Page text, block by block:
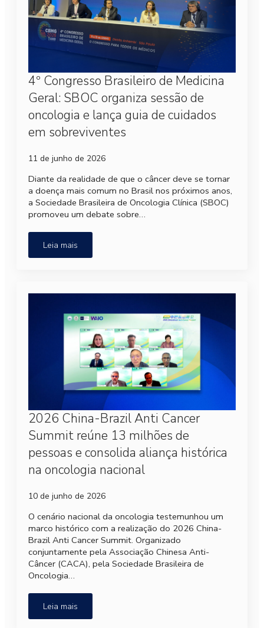
4º Congresso Brasileiro de Medicina
Geral: SBOC organiza sessão de
oncologia e lança guia de cuidados
em sobreviventes
11 de junho de 2026
Diante da realidade de que o câncer deve se tornar
a doença mais comum no Brasil nos próximos anos,
a Sociedade Brasileira de Oncologia Clínica (SBOC)
promoveu um debate sobre…
Leia mais
2026 China-Brazil Anti Cancer
Summit reúne 13 milhões de
pessoas e consolida aliança histórica
na oncologia nacional
10 de junho de 2026
O cenário nacional da oncologia testemunhou um
marco histórico com a realização do 2026 China-
Brazil Anti Cancer Summit. Organizado
conjuntamente pela Associação Chinesa Anti-
Câncer (CACA), pela Sociedade Brasileira de
Oncologia…
Leia mais